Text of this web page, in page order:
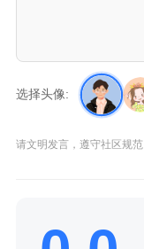
选择头像:
请文明发言，遵守社区规范